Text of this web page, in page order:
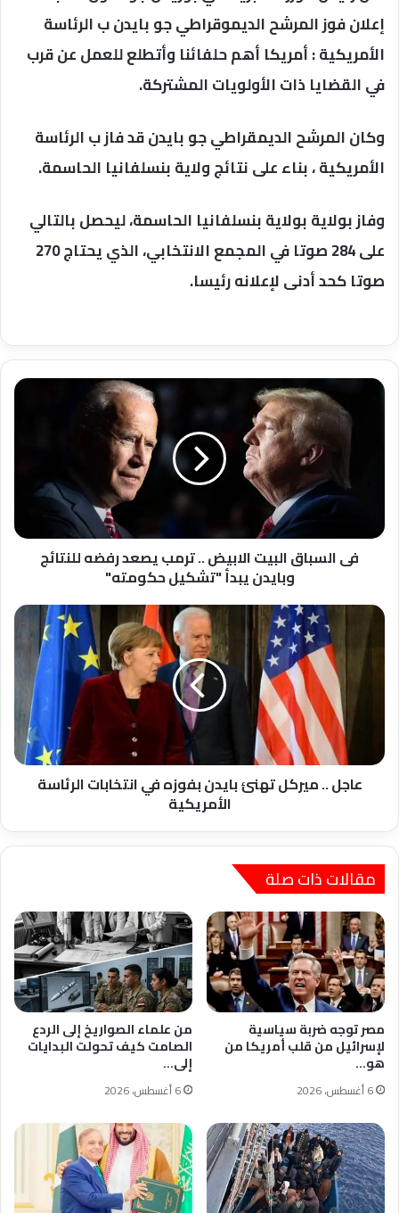
إعلان فوز المرشح الديموقراطي جو بايدن ب الرئاسة
الأمريكية : أمريكا أهم حلفائنا وأتطلع للعمل عن قرب
في القضايا ذات الأولويات المشتركة.
وكان المرشح الديمقراطي جو بايدن قد فاز ب الرئاسة
الأمريكية ، بناء على نتائج ولاية بنسلفانيا الحاسمة.
وفاز بولاية بولاية بنسلفانيا الحاسمة، ليحصل بالتالي
على 284 صوتا في المجمع الانتخابي، الذي يحتاج 270
صوتا كحد أدنى لإعلانه رئيسا.
فى
للنتائج
وبايدن
حكومته"
فى السباق البيت الابيض .. ترمب يصعد رفضه للنتائج
وبايدن يبدأ "تشكيل حكومته"
عاجل
تهنئ
انتخابات
الرئاسة
الأمريكية
عاجل .. ميركل تهنئ بايدن بفوزه في انتخابات الرئاسة
الأمريكية
مقالات ذات صلة
مصر توجه ضربة سياسية
لإسرائيل من قلب أمريكا من
هو…
6 أغسطس، 2026
من علماء الصواريخ إلى الردع
الصامت كيف تحولت البدايات
إلى…
6 أغسطس، 2026